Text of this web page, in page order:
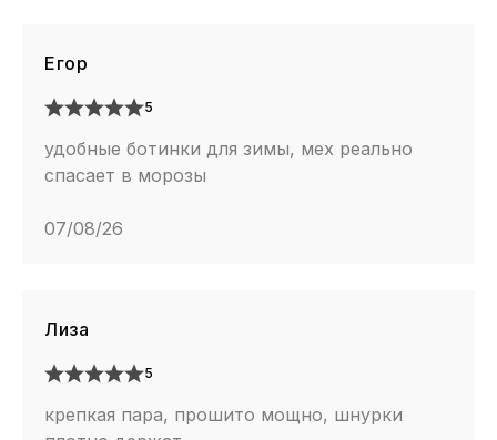
Егор
5
удобные ботинки для зимы, мех реально
спасает в морозы
07/08/26
Лиза
5
крепкая пара, прошито мощно, шнурки